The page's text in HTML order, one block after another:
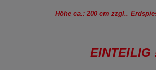
Höhe ca.: 200 cm zzgl..
EINTEILIG